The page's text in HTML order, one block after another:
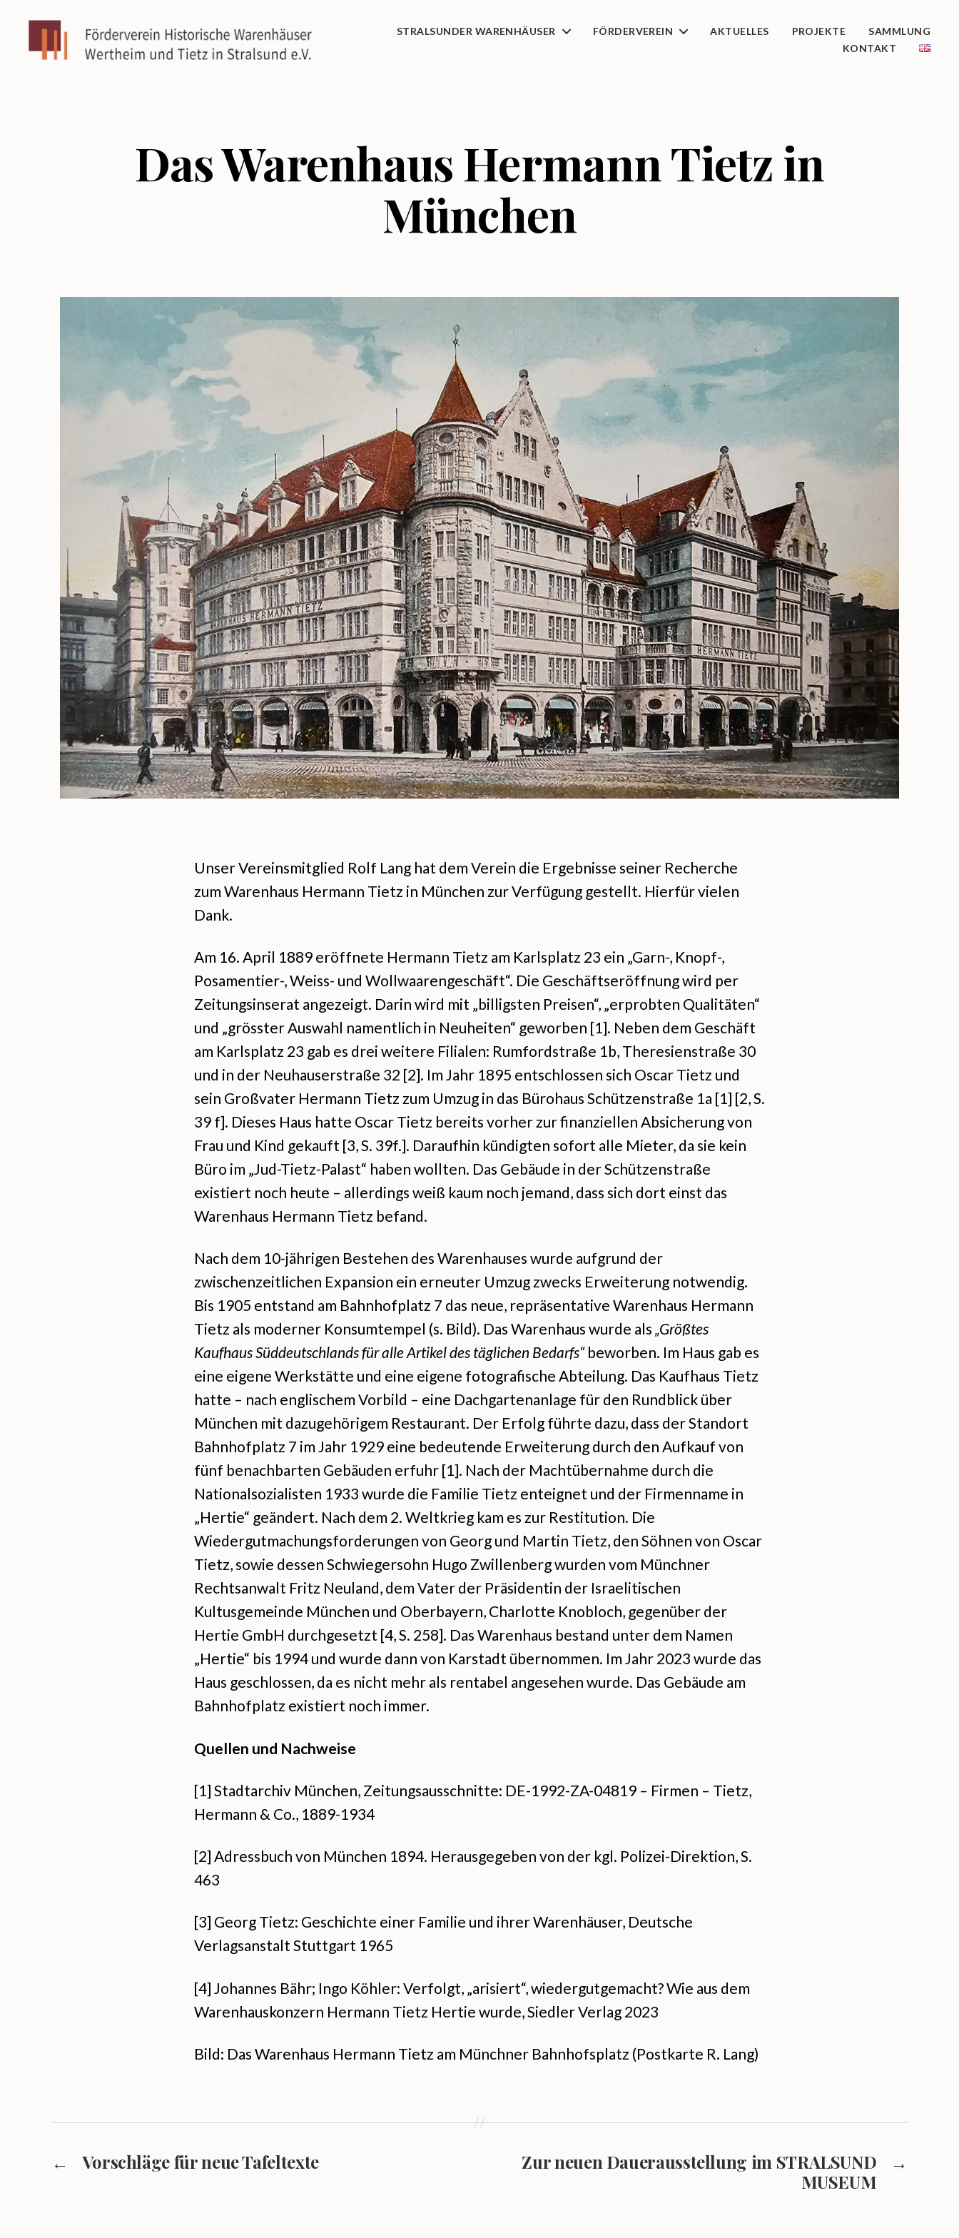
STRALSUNDER WARENHÄUSER FÖRDERVEREIN AKTUELLES PROJEKTE
SAMMLUNG
KONTAKT
Das Warenhaus Hermann Tietz in
München
Unser Vereinsmitglied Rolf Lang hat dem Verein die Ergebnisse seiner Recherche
zum Warenhaus Hermann Tietz in München zur Verfügung gestellt. Hierfür vielen
Dank.
Am 16. April 1889 eröffnete Hermann Tietz am Karlsplatz 23 ein „Garn-, Knopf-,
Posamentier-, Weiss- und Wollwaarengeschäft“. Die Geschäftseröffnung wird per
Zeitungsinserat angezeigt. Darin wird mit „billigsten Preisen“, „erprobten Qualitäten“
und „grösster Auswahl namentlich in Neuheiten“ geworben [1]. Neben dem Geschäft
am Karlsplatz 23 gab es drei weitere Filialen: Rumfordstraße 1b, Theresienstraße 30
und in der Neuhauserstraße 32 [2]. Im Jahr 1895 entschlossen sich Oscar Tietz und
sein Großvater Hermann Tietz zum Umzug in das Bürohaus Schützenstraße 1a [1] [2, S.
39 f]. Dieses Haus hatte Oscar Tietz bereits vorher zur finanziellen Absicherung von
Frau und Kind gekauft [3, S. 39f.]. Daraufhin kündigten sofort alle Mieter, da sie kein
Büro im „Jud-Tietz-Palast“ haben wollten. Das Gebäude in der Schützenstraße
existiert noch heute – allerdings weiß kaum noch jemand, dass sich dort einst das
Warenhaus Hermann Tietz befand.
Nach dem 10-jährigen Bestehen des Warenhauses wurde aufgrund der
zwischenzeitlichen Expansion ein erneuter Umzug zwecks Erweiterung notwendig.
Bis 1905 entstand am Bahnhofplatz 7 das neue, repräsentative Warenhaus Hermann
Tietz als moderner Konsumtempel (s. Bild). Das Warenhaus wurde als „Größtes
Kaufhaus Süddeutschlands für alle Artikel des täglichen Bedarfs“beworben. Im Haus gab es
eine eigene Werkstätte und eine eigene fotografische Abteilung. Das Kaufhaus Tietz
hatte – nach englischem Vorbild – eine Dachgartenanlage für den Rundblick über
München mit dazugehörigem Restaurant. Der Erfolg führte dazu, dass der Standort
Bahnhofplatz 7 im Jahr 1929 eine bedeutende Erweiterung durch den Aufkauf von
fünf benachbarten Gebäuden erfuhr [1]. Nach der Machtübernahme durch die
Nationalsozialisten 1933 wurde die Familie Tietz enteignet und der Firmenname in
„Hertie“ geändert. Nach dem 2. Weltkrieg kam es zur Restitution. Die
Wiedergutmachungsforderungen von Georg und Martin Tietz, den Söhnen von Oscar
Tietz, sowie dessen Schwiegersohn Hugo Zwillenberg wurden vom Münchner
Rechtsanwalt Fritz Neuland, dem Vater der Präsidentin der Israelitischen
Kultusgemeinde München und Oberbayern, Charlotte Knobloch, gegenüber der
Hertie GmbH durchgesetzt [4, S. 258]. Das Warenhaus bestand unter dem Namen
„Hertie“ bis 1994 und wurde dann von Karstadt übernommen. Im Jahr 2023 wurde das
Haus geschlossen, da es nicht mehr als rentabel angesehen wurde. Das Gebäude am
Bahnhofplatz existiert noch immer.
Quellen und Nachweise
[1] Stadtarchiv München, Zeitungsausschnitte: DE-1992-ZA-04819 – Firmen – Tietz,
Hermann & Co., 1889-1934
[2] Adressbuch von München 1894. Herausgegeben von der kgl. Polizei-Direktion, S.
463
[3] Georg Tietz: Geschichte einer Familie und ihrer Warenhäuser, Deutsche
Verlagsanstalt Stuttgart 1965
[4] Johannes Bähr; Ingo Köhler: Verfolgt, „arisiert“, wiedergutgemacht? Wie aus dem
Warenhauskonzern Hermann Tietz Hertie wurde, Siedler Verlag 2023
Bild: Das Warenhaus Hermann Tietz am Münchner Bahnhofsplatz (Postkarte R. Lang)
← Vorschläge für neue Tafeltexte →
Zur neuen Dauerausstellung im STRALSUND
MUSEUM